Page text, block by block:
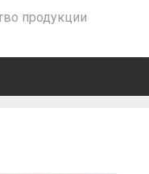
продукции